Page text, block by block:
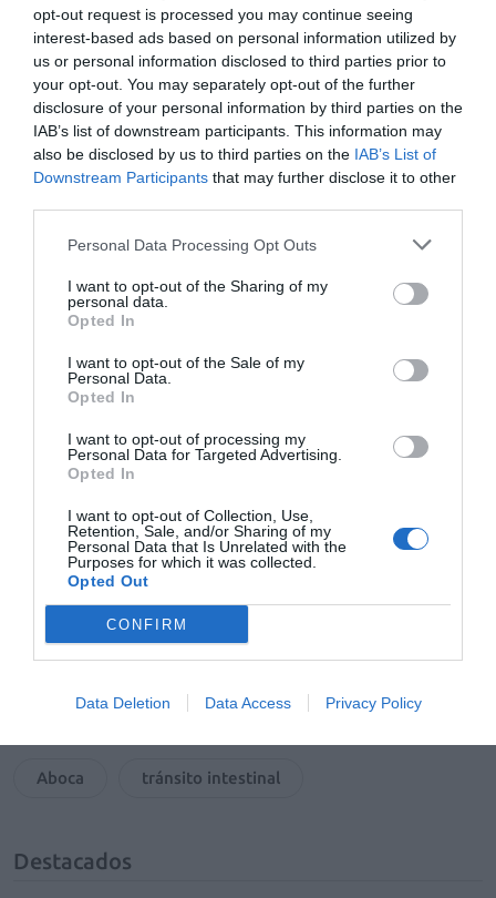
opt-out request is processed you may continue seeing
interest-based ads based on personal information utilized by
us or personal information disclosed to third parties prior to
your opt-out. You may separately opt-out of the further
disclosure of your personal information by third parties on the
IAB’s list of downstream participants. This information may
also be disclosed by us to third parties on the IAB’s List of
Downstream Participants that may further disclose it to other
Personal Data Processing Opt Outs
I want to opt-out of the Sharing of my
personal data.
Opted In
I want to opt-out of the Sale of my
Personal Data.
Opted In
I want to opt-out of processing my
Personal Data for Targeted Advertising.
Opted In
I want to opt-out of Collection, Use,
Retention, Sale, and/or Sharing of my
Personal Data that Is Unrelated with the
Purposes for which it was collected.
Opted Out
CONFIRM
Data Deletion Data Access Privacy Policy
conservantes.
Modo de empleo
Se recomienda tomar de 1 a 2 sobres al día según
necesidad. Para los niños de 4 a 12 años la dosis
recomendada es de 1 sobre al día. El producto puede
ser utilizado también durante el embarazo y la
lactancia.
Dispersar un sobre en un vaso de agua. Ingerir la
vaso.
También se puede dispersar el producto en zumos de
fruta no densos, por ejemplo, de naranja, ACE, piña,
albaricoque o melocotón. Después de tomarlo es
otras bebidas líquidas.
Conservar en un lugar fresco, seco y protegido de la
Se recomienda consultar las advertencias indicadas en
AñadirEl Farmacéuticocomo fuente preferida
de Google de forma gratuita
ACTIVAR AHORA
Aboca tránsito intestinal
Destacados